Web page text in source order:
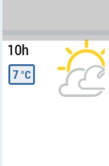
10h
7°C